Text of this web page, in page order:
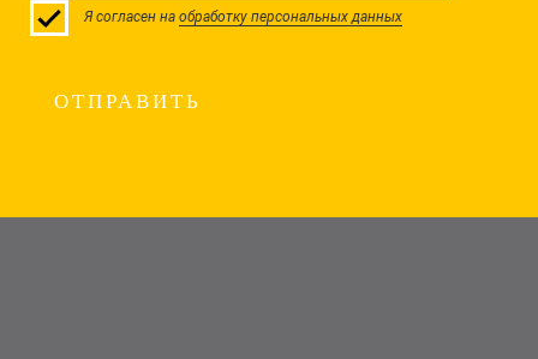
Я согласен на обработку персональных данных